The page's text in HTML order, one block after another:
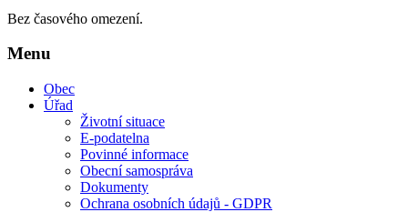
Bez časového omezení.
Menu
Obec
Úřad
Životní situace
E-podatelna
Povinné informace
Obecní samospráva
Dokumenty
Ochrana osobních údajů - GDPR